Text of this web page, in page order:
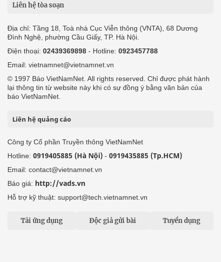
Liên hệ tòa soạn
Địa chỉ: Tầng 18, Toà nhà Cục Viễn thông (VNTA), 68 Dương
Đình Nghệ, phường Cầu Giấy, TP. Hà Nội.
Điện thoại: 02439369898 - Hotline: 0923457788
Email: vietnamnet@vietnamnet.vn
© 1997 Báo VietNamNet. All rights reserved. Chỉ được phát hành
lại thông tin từ website này khi có sự đồng ý bằng văn bản của
báo VietNamNet.
Liên hệ quảng cáo
Công ty Cổ phần Truyền thông VietNamNet
Hotline: 0919405885 (Hà Nội) - 0919435885 (Tp.HCM)
Email: contact@vietnamnet.vn
Báo giá: http://vads.vn
Hỗ trợ kỹ thuật: support@tech.vietnamnet.vn
Tải ứng dụng Độc giả gửi bài Tuyển dụng